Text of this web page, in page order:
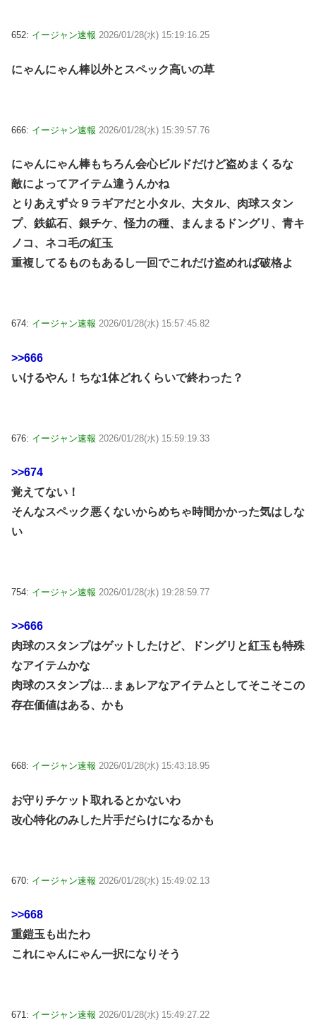
652: イージャン速報 2026/01/28(水) 15:19:16.25
にゃんにゃん棒以外とスペック高いの草
666: イージャン速報 2026/01/28(水) 15:39:57.76
にゃんにゃん棒もちろん会心ビルドだけど盗めまくるな
敵によってアイテム違うんかね
とりあえず☆９ラギアだと小タル、大タル、肉球スタン
プ、鉄鉱石、銀チケ、怪力の種、まんまるドングリ、青キ
ノコ、ネコ毛の紅玉
重複してるものもあるし一回でこれだけ盗めれば破格よ
674: イージャン速報 2026/01/28(水) 15:57:45.82
>>666
いけるやん！ちな1体どれくらいで終わった？
676: イージャン速報 2026/01/28(水) 15:59:19.33
>>674
覚えてない！
そんなスペック悪くないからめちゃ時間かかった気はしな
い
754: イージャン速報 2026/01/28(水) 19:28:59.77
>>666
肉球のスタンプはゲットしたけど、ドングリと紅玉も特殊
なアイテムかな
肉球のスタンプは…まぁレアなアイテムとしてそこそこの
存在価値はある、かも
668: イージャン速報 2026/01/28(水) 15:43:18.95
お守りチケット取れるとかないわ
改心特化のみした片手だらけになるかも
670: イージャン速報 2026/01/28(水) 15:49:02.13
>>668
重鎧玉も出たわ
これにゃんにゃん一択になりそう
671: イージャン速報 2026/01/28(水) 15:49:27.22